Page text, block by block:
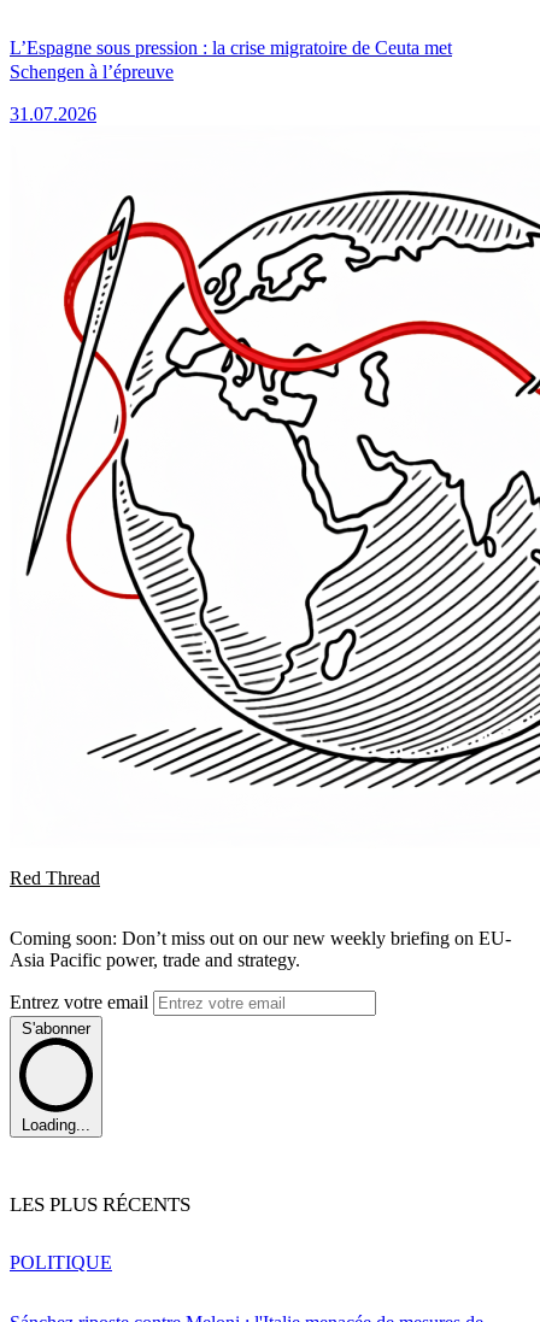
L’Espagne sous pression : la crise migratoire de Ceuta met
Schengen à l’épreuve
31.07.2026
Red Thread
Coming soon: Don’t miss out on our new weekly briefing on EU-
Asia Pacific power, trade and strategy.
Entrez votre email
S'abonner
Loading...
LES PLUS RÉCENTS
POLITIQUE